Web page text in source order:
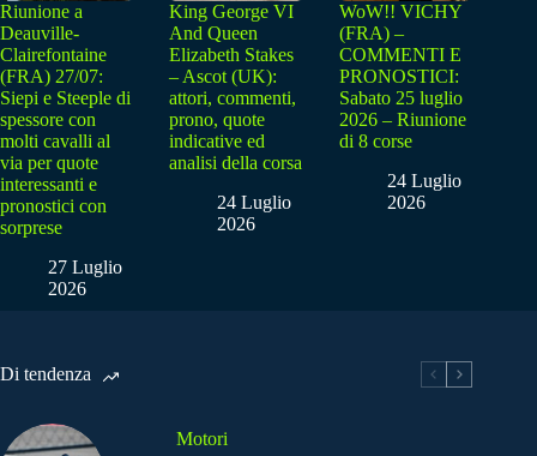
Riunione a
Deauville-
Clairefontaine
(FRA) 27/07:
Siepi e Steeple di
spessore con
molti cavalli al
via per quote
interessanti e
pronostici con
sorprese
27 Luglio
2026
King George VI
And Queen
Elizabeth Stakes
– Ascot (UK):
attori, commenti,
prono, quote
indicative ed
analisi della corsa
24 Luglio
2026
WoW!! VICHY
(FRA) –
COMMENTI E
PRONOSTICI:
Sabato 25 luglio
2026 – Riunione
di 8 corse
24 Luglio
2026
Di tendenza
Motori